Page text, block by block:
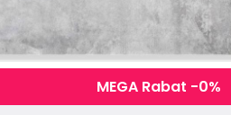
MEGA Rabat -0%